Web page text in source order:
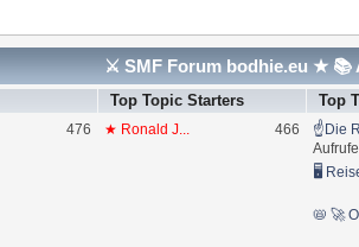
⚔ SMF Forum bodhie.eu ★ 📚
Top Topic Starters Top
476 ★ Ronald J... 466
☝Die
Aufrufe
🖥
📛 🚀